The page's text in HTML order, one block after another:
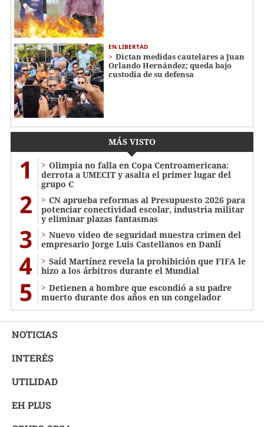
EN LIBERTAD
Dictan medidas cautelares a Juan
Orlando Hernández; queda bajo
custodia de su defensa
MÁS VISTO
1
Olimpia no falla en Copa Centroamericana:
derrota a UMECIT y asalta el primer lugar del
grupo C
2
CN aprueba reformas al Presupuesto 2026 para
potenciar conectividad escolar, industria militar
y eliminar plazas fantasmas
3
Nuevo video de seguridad muestra crimen del
empresario Jorge Luis Castellanos en Danlí
4
Saíd Martínez revela la prohibición que FIFA le
hizo a los árbitros durante el Mundial
5
Detienen a hombre que escondió a su padre
muerto durante dos años en un congelador
NOTICIAS
INTERÉS
UTILIDAD
EH PLUS